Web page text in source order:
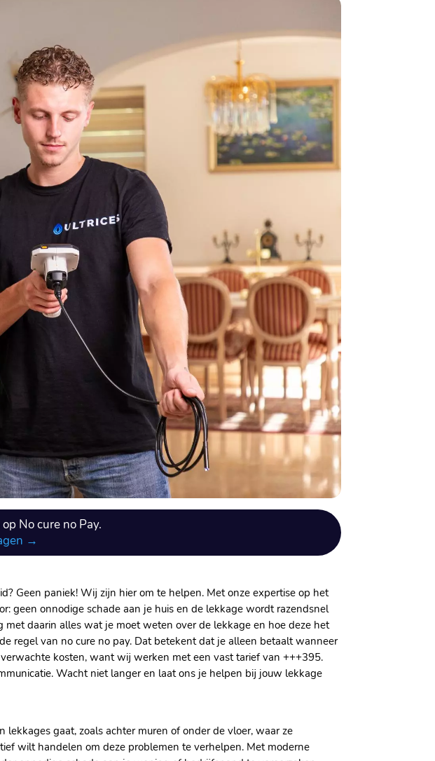
No cure no Pay.
→
Geen paniek! Wij zijn hier om te helpen.​ Met onze expertise op het
geen onnodige schade aan je huis en de lekkage wordt razendsnel
daarin alles wat je moet weten over de lekkage en hoe deze het
regel van no cure no pay.​ Dat betekent dat je alleen betaalt wanneer
kosten, want wij werken met een vast tarief van +++395.​
Wacht niet langer en laat ons je helpen bij jouw lekkage
gaat, zoals achter muren of onder de vloer, waar ze
wilt handelen om deze problemen te verhelpen.​ Met moderne